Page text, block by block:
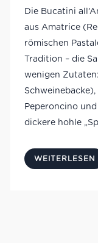
Die Bucatini
aus Amatrice
römischen
Tradition – die
wenigen
Peperoncino
dickere hohle
WEITERLESEN